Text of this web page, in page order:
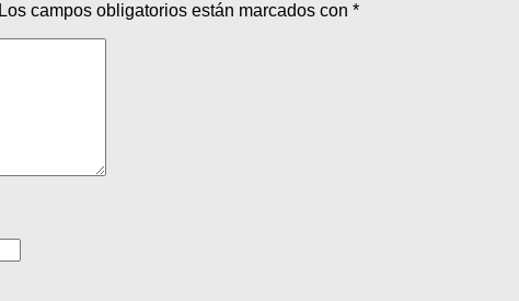
Los campos obligatorios están marcados con *